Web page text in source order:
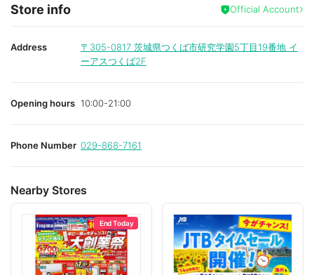
Store info Official Account
Address 〒305-0817 茨城県つくば市研究学園5丁目19番地 イ
ーアスつくば2F
Opening hours 10:00-21:00
Phone Number 029-868-7161
Nearby Stores
End Today